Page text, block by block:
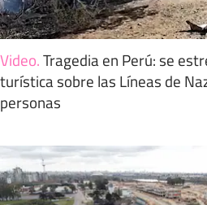
Video.Tragedia en Perú: se
turística sobre las Líneas de
personas